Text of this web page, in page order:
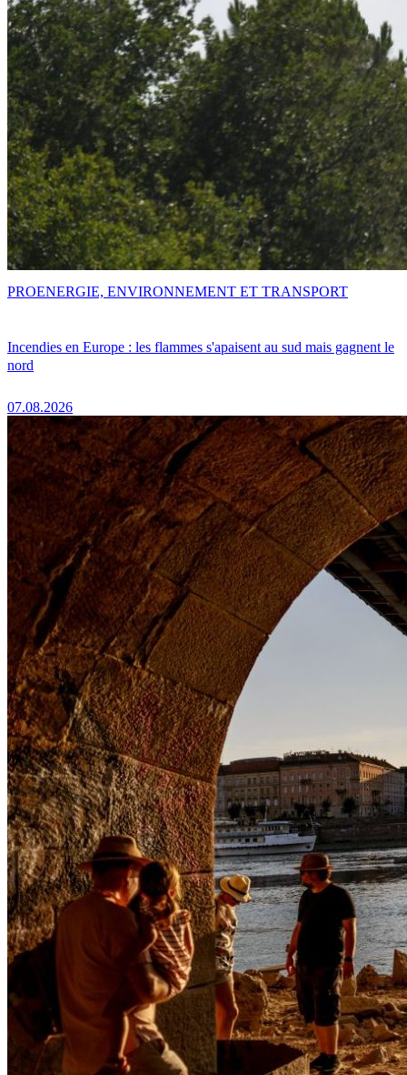
Incendies en Europe : les flammes s'apaisent au sud mais gagnent le
nord
07.08.2026
PROENERGIE, ENVIRONNEMENT ET TRANSPORT